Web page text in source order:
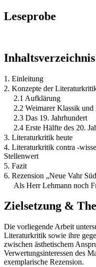
Leseprobe
Inhaltsverzeichnis
1. Einleitung
2. Konzepte der
2.1 Aufklärung
2.2 Weimarer Klassik
2.3 Das 19. Jahrhundert
2.4 Erste Hälfte des 20.
3. Literaturkritik heute
4. Literaturkritik contra -
Stellenwert
5. Fazit
6. Rezension „Neue Vahr
Als Herr Lehmann noch
Zielsetzung &
Die vorliegende Arbeit
Literaturkritik sowie ihre
zwischen ästhetischem
Verwertungsinteressen des
exemplarische Rezension.